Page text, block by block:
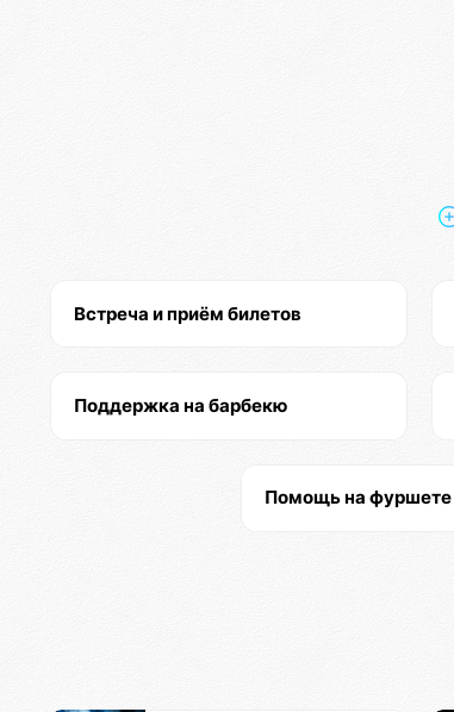
Встреча и приём билетов
Поддержка на барбекю
Помощь на фуршете